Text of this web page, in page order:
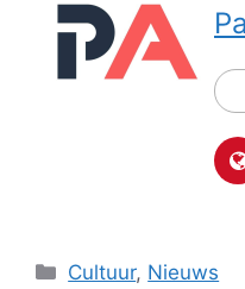
Categorieën
Cultuur, Nieuws